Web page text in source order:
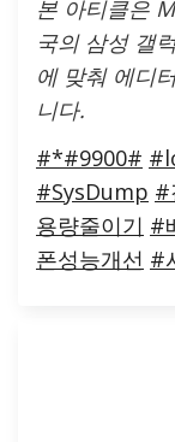
본 아티클은
국의 삼성 갤
에 맞춰 에디
니다.
#*#9900#
#SysDump #
용량줄이기 #
폰성능개선 #